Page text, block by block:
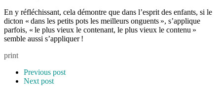
En y réfléchissant, cela démontre que dans l’esprit des enfants, si le
dicton « dans les petits pots les meilleurs onguents », s’applique
parfois, « le plus vieux le contenant, le plus vieux le contenu »
semble aussi s’appliquer !
print
Previous post
Next post